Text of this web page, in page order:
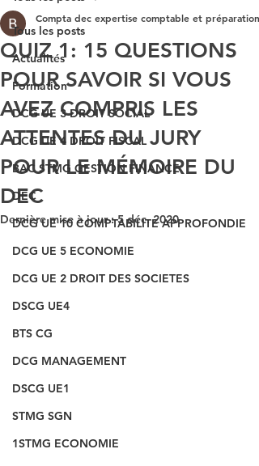
Tous les posts
Actualités
Formation
DCG UE 3 DROIT SOCIAL
DCG UE 4 DROIT FISCAL
BAC STMG GESTION FINANCE
DEC
DCG UE 10 COMPTABILITE APPROFONDIE
DCG UE 5 ECONOMIE
DCG UE 2 DROIT DES SOCIETES
DSCG UE4
BTS CG
DCG MANAGEMENT
DSCG UE1
STMG SGN
1STMG ECONOMIE
QUIZ 1: 15 QUESTIONS
POUR SAVOIR SI VOUS
AVEZ COMPRIS LES
ATTENTES DU JURY
POUR LE MÉMOIRE DU
DEC
Compta dec expertise comptable et préparation
Dernière mise à jour :5 déc. 2020